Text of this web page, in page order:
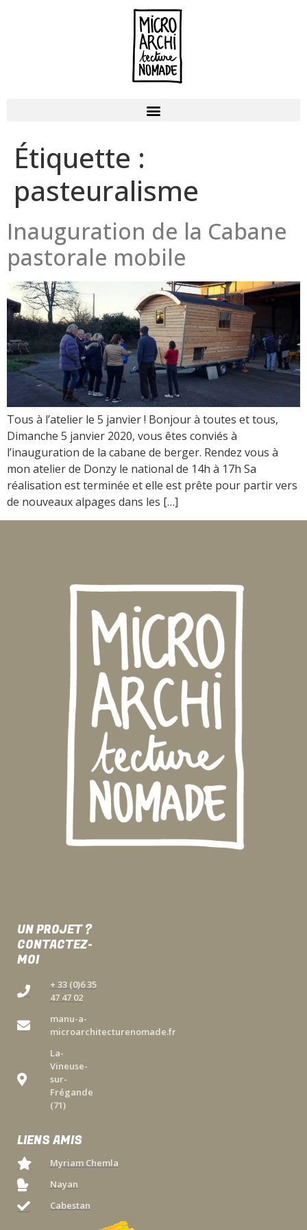
Étiquette :
pasteuralisme
Inauguration de la Cabane
pastorale mobile
Tous à l’atelier le 5 janvier ! Bonjour à toutes et tous,
Dimanche 5 janvier 2020, vous êtes conviés à
l’inauguration de la cabane de berger. Rendez vous à
mon atelier de Donzy le national de 14h à 17h Sa
réalisation est terminée et elle est prête pour partir vers
de nouveaux alpages dans les […]
UN PROJET ?
CONTACTEZ-
MOI
+ 33 (0)6 35
47 47 02
manu-a-
microarchitecturenomade.fr
La-
Vineuse-
sur-
Frégande
(71)
LIENS AMIS
Myriam Chemla
Nayan
Cabestan